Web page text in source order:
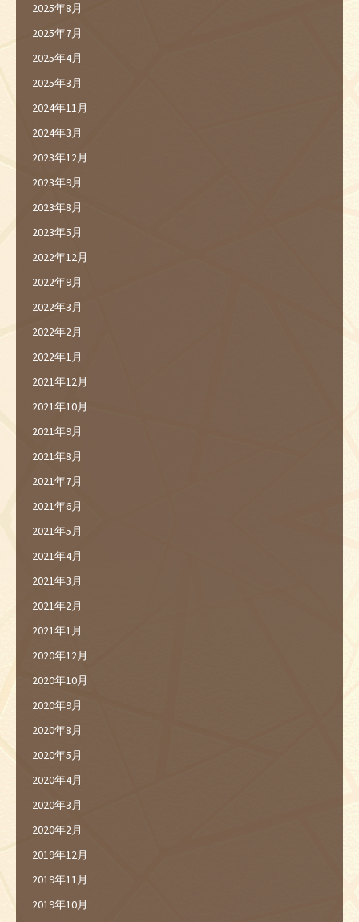
2025年8月
2025年7月
2025年4月
2025年3月
2024年11月
2024年3月
2023年12月
2023年9月
2023年8月
2023年5月
2022年12月
2022年9月
2022年3月
2022年2月
2022年1月
2021年12月
2021年10月
2021年9月
2021年8月
2021年7月
2021年6月
2021年5月
2021年4月
2021年3月
2021年2月
2021年1月
2020年12月
2020年10月
2020年9月
2020年8月
2020年5月
2020年4月
2020年3月
2020年2月
2019年12月
2019年11月
2019年10月